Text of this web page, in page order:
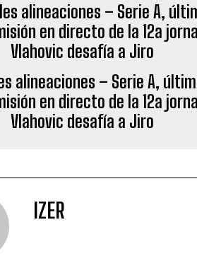
alineaciones – Serie A,
en directo de la 12a
Vlahovic desafía a Jiro
IZER